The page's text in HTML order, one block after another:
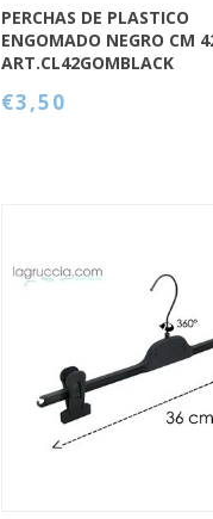
PERCHAS DE PLASTICO
ENGOMADO NEGRO CM
ART.CL42GOMBLACK
€3,50